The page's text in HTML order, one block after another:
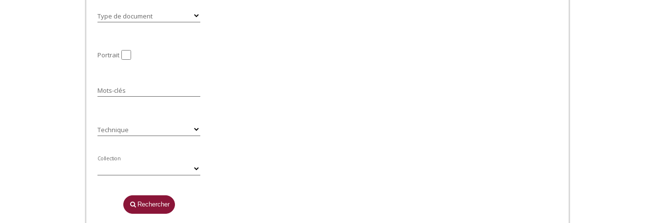
Type de document
Portrait
Mots-clés
Technique
Collection
Rechercher